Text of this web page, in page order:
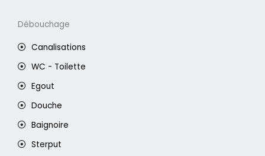
Débouchage
Canalisations
WC - Toilette
Egout
Douche
Baignoire
Sterput